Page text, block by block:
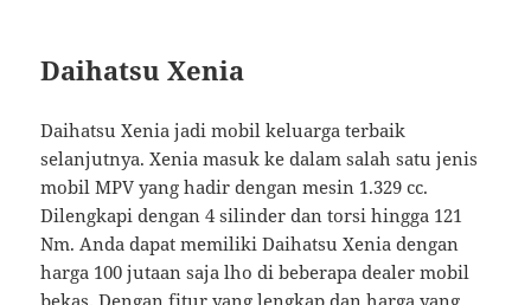
Daihatsu Xenia
Daihatsu Xenia jadi mobil keluarga terbaik
selanjutnya. Xenia masuk ke dalam salah satu jenis
mobil MPV yang hadir dengan mesin 1.329 cc.
Dilengkapi dengan 4 silinder dan torsi hingga 121
Nm. Anda dapat memiliki Daihatsu Xenia dengan
harga 100 jutaan saja lho di beberapa dealer mobil
bekas. Dengan fitur yang lengkap dan harga yang